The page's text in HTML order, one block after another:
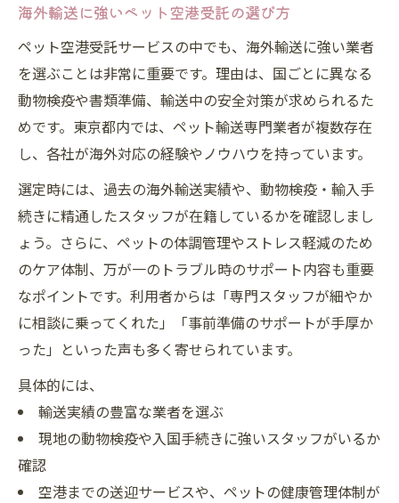
海外輸送に強いペット空港受託の選び方
ペット空港受託サービスの中でも、海外輸送に強い業者
を選ぶことは非常に重要です。理由は、国ごとに異なる
動物検疫や書類準備、輸送中の安全対策が求められるた
めです。東京都内では、ペット輸送専門業者が複数存在
し、各社が海外対応の経験やノウハウを持っています。
選定時には、過去の海外輸送実績や、動物検疫・輸入手
続きに精通したスタッフが在籍しているかを確認しまし
ょう。さらに、ペットの体調管理やストレス軽減のため
のケア体制、万が一のトラブル時のサポート内容も重要
なポイントです。利用者からは「専門スタッフが細やか
に相談に乗ってくれた」「事前準備のサポートが手厚か
った」といった声も多く寄せられています。
具体的には、
輸送実績の豊富な業者を選ぶ
現地の動物検疫や入国手続きに強いスタッフがいるか
確認
空港までの送迎サービスや、ペットの健康管理体制が